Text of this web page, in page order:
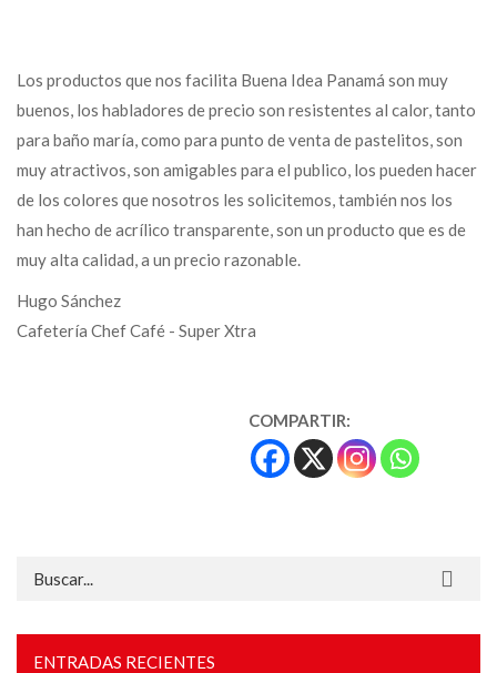
Los productos que nos facilita Buena Idea Panamá son muy
buenos, los habladores de precio son resistentes al calor, tanto
para baño maría, como para punto de venta de pastelitos, son
muy atractivos, son amigables para el publico, los pueden hacer
de los colores que nosotros les solicitemos, también nos los
han hecho de acrílico transparente, son un producto que es de
muy alta calidad, a un precio razonable.
Hugo Sánchez
Cafetería Chef Café - Super Xtra
COMPARTIR:
Buscar:
ENTRADAS RECIENTES